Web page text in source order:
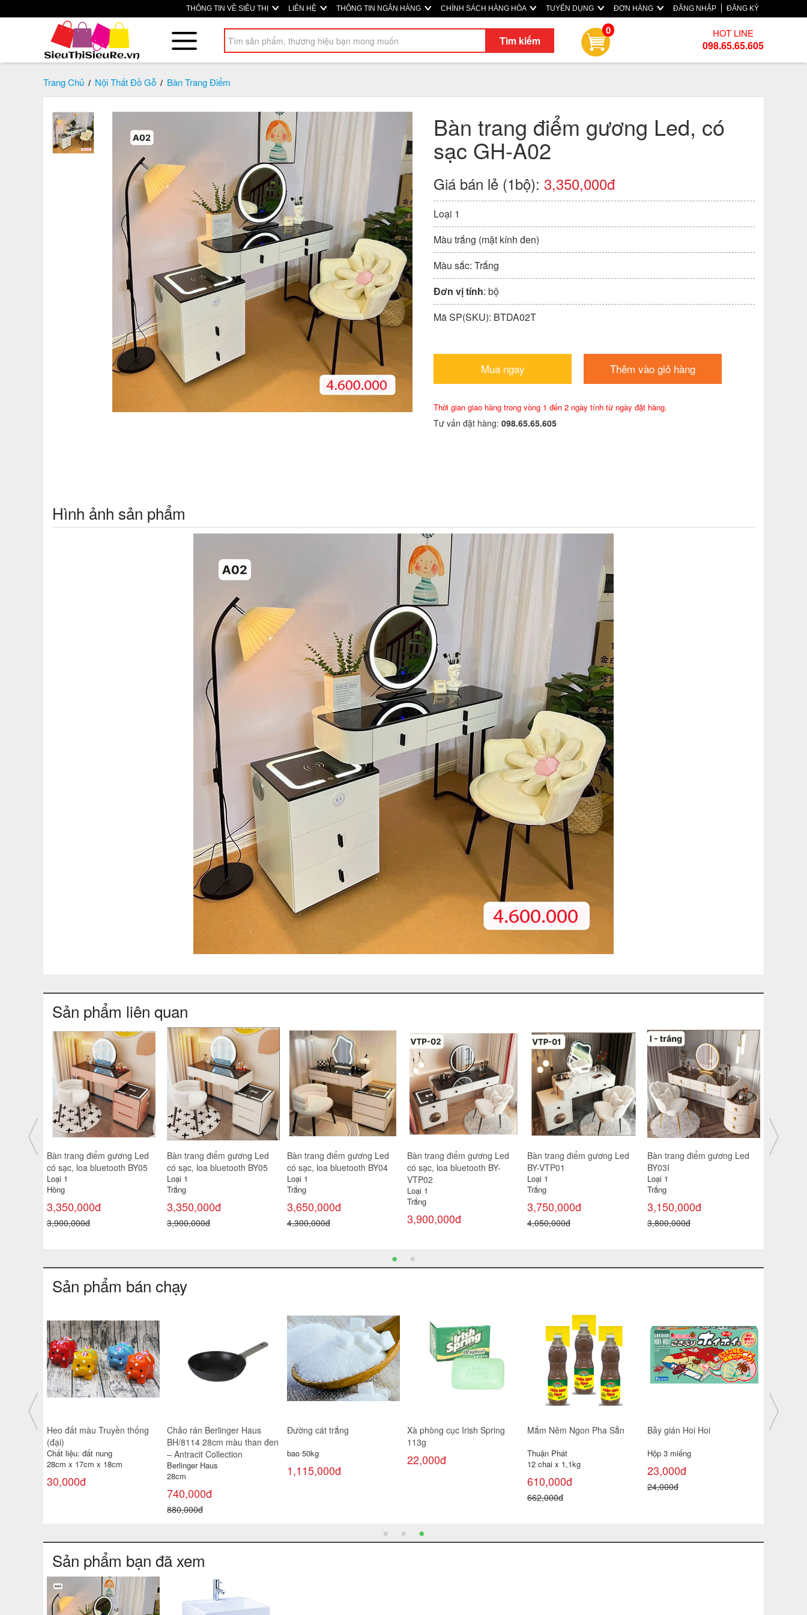
THÔNG TIN VỀ SIÊU THỊ LIÊN HỆ THÔNG TIN NGÂN HÀNG CHÍNH SÁCH HÀNG HÓA TUYỂN DỤNG ĐƠN HÀNG ĐĂNG NHẬP ĐĂNG KÝ
Tìm kiếm
0 HOT LINE
098.65.65.605
Trang Chủ / Nội Thất Đồ Gỗ / Bàn Trang Điểm
Bàn trang điểm gương Led, có
sạc GH-A02
Giá bán lẻ (1bộ): 3,350,000đ
Loại 1
Màu trắng (mặt kính đen)
Màu sắc: Trắng
Đơn vị tính: bộ
Mã SP(SKU): BTDA02T
Mua ngay Thêm vào giỏ hàng
Thời gian giao hàng trong vòng 1 đến 2 ngày tính từ ngày đặt hàng.
Tư vấn đặt hàng: 098.65.65.605
Hình ảnh sản phẩm
Sản phẩm liên quan
Bàn trang điểm gương Led
có sạc, loa bluetooth BY05
Loại 1
Hồng
3,350,000đ
3,900,000đ
Bàn trang điểm gương Led
có sạc, loa bluetooth BY05
Loại 1
Trắng
3,350,000đ
3,900,000đ
Bàn trang điểm gương Led
có sạc, loa bluetooth BY04
Loại 1
Trắng
3,650,000đ
4,300,000đ
Bàn trang điểm gương Led
có sạc, loa bluetooth BY-
VTP02
Loại 1
Trắng
3,900,000đ
Bàn trang điểm gương Led
BY-VTP01
Loại 1
Trắng
3,750,000đ
4,050,000đ
Bàn trang điểm gương Led
BY03I
Loại 1
Trắng
3,150,000đ
3,800,000đ
Bàn
Sản phẩm bán chạy
Heo đất màu Truyền thống
(đại)
Chất liệu: đất nung
28cm x 17cm x 18cm
30,000đ
Chảo rán Berlinger Haus
BH/8114 28cm màu than đen
– Antracit Collection
Berlinger Haus
28cm
740,000đ
880,000đ
Đường cát trắng
bao 50kg
1,115,000đ
Xà phòng cục Irish Spring
113g
22,000đ
Mắm Nêm Ngon Pha Sẵn
Thuận Phát
12 chai x 1,1kg
610,000đ
662,000đ
Bẫy gián Hoi Hoi
Hộp 3 miếng
23,000đ
24,000đ
Miếng
Sản phẩm bạn đã xem